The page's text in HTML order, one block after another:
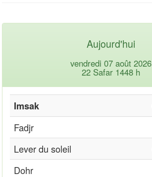
Aujourd'hui
vendredi 07 août 2026
22 Safar 1448 h
Imsak
Fadjr
Lever du soleil
Dohr